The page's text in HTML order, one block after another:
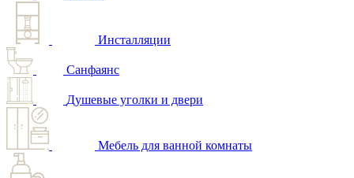
Инсталляции
Санфаянс
Душевые уголки и двери
Мебель для ванной комнаты